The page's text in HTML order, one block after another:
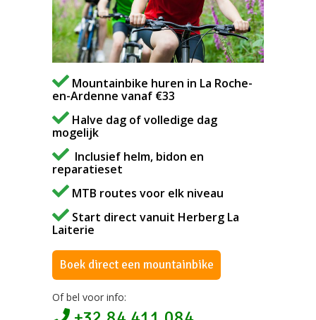
Mountainbike huren in La Roche-
en-Ardenne vanaf €33
Halve dag of volledige dag
mogelijk
Inclusief helm, bidon en
reparatieset
MTB routes voor elk niveau
Start direct vanuit Herberg La
Laiterie
Boek direct een mountainbike
Of bel voor info: